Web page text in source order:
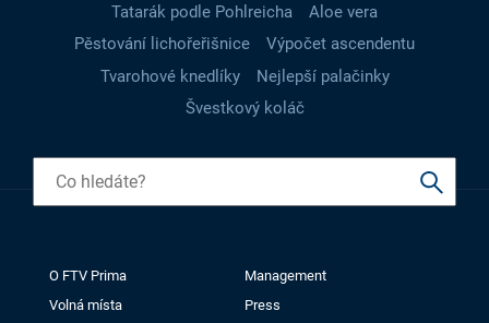
Tatarák podle Pohlreicha
Aloe vera
Pěstování lichořeřišnice
Výpočet ascendentu
Tvarohové knedlíky
Nejlepší palačinky
Švestkový koláč
O FTV Prima
Management
Volná místa
Press